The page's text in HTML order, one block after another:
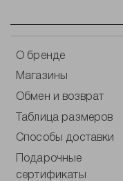
О бренде
Магазины
Обмен и возврат
Таблица размеров
Способы доставки
Подарочные
сертификаты